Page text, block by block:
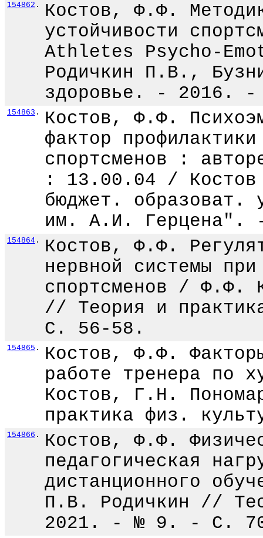
154862 .
Костов, Ф.Ф.
устойчивости
Athletes Psycho-
Родичкин П.В.,
здоровье. -
154863 .
Костов, Ф.Ф.
фактор
спортсменов :
: 13.00.04 / Костов
бюджет.
им. А.И.
154864 .
Костов, Ф.Ф.
нервной системы
спортсменов / Ф.Ф.
// Теория и
С. 56-58.
154865 .
Костов, Ф.Ф.
работе тренера по
Костов, Г.Н.
практика физ.
154866 .
Костов, Ф.Ф.
педагогическая
дистанционного
П.В. Родичкин //
2021. - № 9. - С.